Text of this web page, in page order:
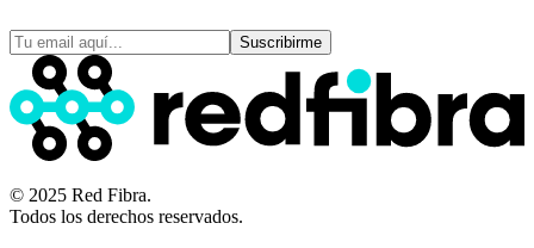
Suscribirme
© 2025 Red Fibra.
Todos los derechos reservados.